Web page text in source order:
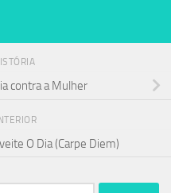
contra a Mulher
O Dia (Carpe Diem)